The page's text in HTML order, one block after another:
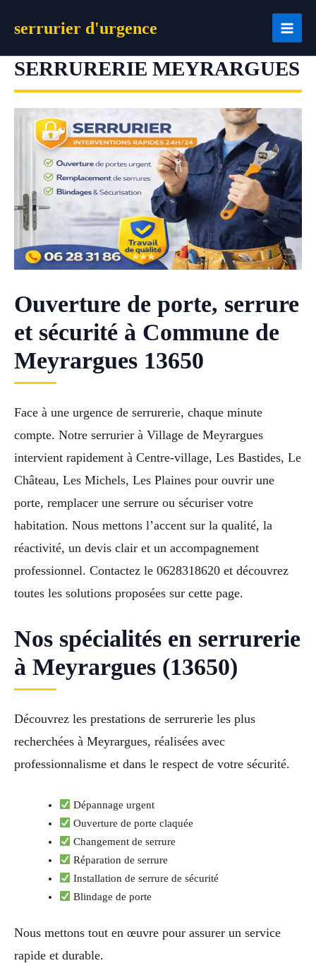
serrurier d'urgence
SERRURERIE MEYRARGUES
Ouverture de porte, serrure
et sécurité à Commune de
Meyrargues 13650
Face à une urgence de serrurerie, chaque minute
compte. Notre serrurier à Village de Meyrargues
intervient rapidement à Centre-village, Les Bastides, Le
Château, Les Michels, Les Plaines pour ouvrir une
porte, remplacer une serrure ou sécuriser votre
habitation. Nous mettons l’accent sur la qualité, la
réactivité, un devis clair et un accompagnement
professionnel. Contactez le 0628318620 et découvrez
toutes les solutions proposées sur cette page.
Nos spécialités en serrurerie
à Meyrargues (13650)
Découvrez les prestations de serrurerie les plus
recherchées à Meyrargues, réalisées avec
professionnalisme et dans le respect de votre sécurité.
Dépannage urgent
Ouverture de porte claquée
Changement de serrure
Réparation de serrure
Installation de serrure de sécurité
Blindage de porte
Nous mettons tout en œuvre pour assurer un service
rapide et durable.